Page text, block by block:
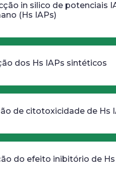
in silico de potenciais
(Hs IAPs)
dos Hs IAPs sintéticos
de citotoxicidade de Hs
do efeito inibitório de